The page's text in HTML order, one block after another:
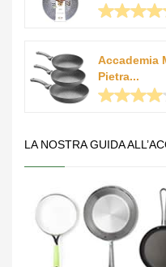
Accademia
Pietra...
LA NOSTRA GUIDA